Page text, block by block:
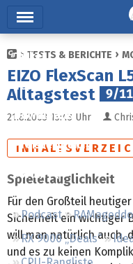
Ticker
Tests
Downloads
Preisvergleich
Forum
Podcast
RX 9000 „Deals“
TESTS & BERICHTE
EIZO FlexScan
Alltagstest
9/11
21.8.2003 13:43 Uhr
Spieletauglichkeit
Für den Großteil
Sicherheit ein wichtiger
will man natürlich auch,
und es zu keinen